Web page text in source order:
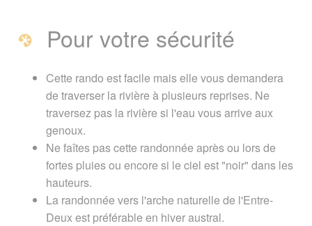
Pour votre sécurité
Cette rando est facile mais elle vous demandera
de traverser la rivière à plusieurs reprises. Ne
traversez pas la rivière si l'eau vous arrive aux
genoux.
Ne faîtes pas cette randonnée après ou lors de
fortes pluies ou encore si le ciel est "noir" dans les
hauteurs.
La randonnée vers l'arche naturelle de l'Entre-
Deux est préférable en hiver austral.